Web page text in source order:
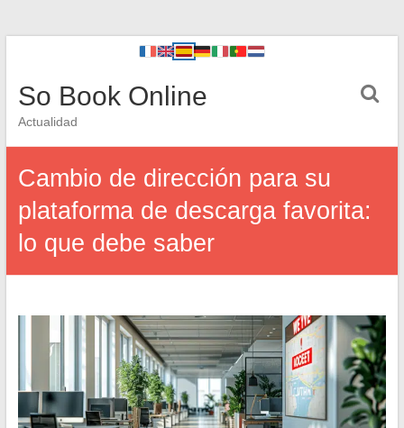
So Book Online
Actualidad
Cambio de dirección para su
plataforma de descarga favorita:
lo que debe saber